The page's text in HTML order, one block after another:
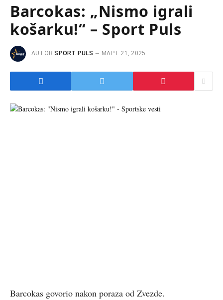
Barcokas: „Nismo igrali
košarku!“ – Sport Puls
AUTOR SPORT PULS МАРТ 21, 2025
Barcokas govorio nakon poraza od Zvezde.